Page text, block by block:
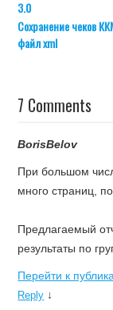
3.0
Сохранение чеков
файл xml
7 Comments
BorisBelov
При большом
много страниц,
Предлагаемый
результаты по
Перейти к
Reply ↓